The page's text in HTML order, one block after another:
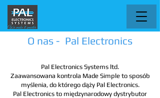
O nas - Pal Electronics
Pal Electronics Systems ltd.
Zaawansowana kontrola Made Simple to sposób
myślenia, do którego dąży Pal Electronics.
Pal Electronics to międzynarodowy dystrybutor